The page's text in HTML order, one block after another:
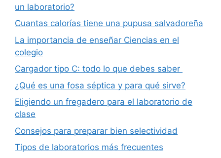
un laboratorio?
Cuantas calorías tiene una pupusa salvadoreña
La importancia de enseñar Ciencias en el
colegio
Cargador tipo C: todo lo que debes saber
¿Qué es una fosa séptica y para qué sirve?
Eligiendo un fregadero para el laboratorio de
clase
Consejos para preparar bien selectividad
Tipos de laboratorios más frecuentes